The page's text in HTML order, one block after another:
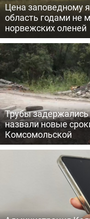
Цена заповедному
область годами не
норвежских оленей
Трубы
назвали новые
Комсомольской